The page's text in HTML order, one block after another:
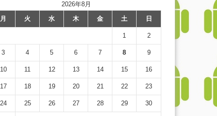
2026年8月
月
火 水 木 金 土 日
1 2
3 4 5 6 7 8 9
10 11 12 13 14 15 16
17 18 19 20 21 22 23
24 25 26 27 28 29 30